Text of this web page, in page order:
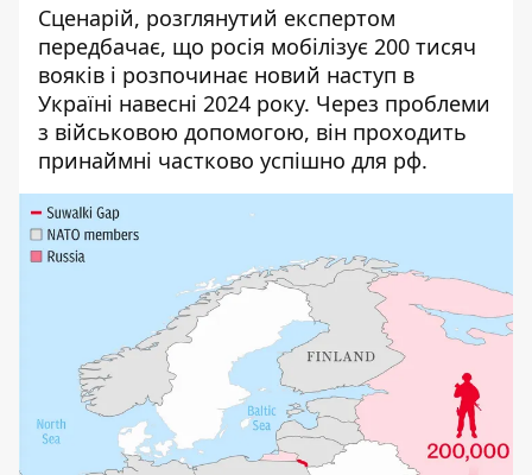
Сценарій, розглянутий експертом
передбачає, що росія мобілізує 200 тисяч
вояків і розпочинає новий наступ в
Україні навесні 2024 року. Через проблеми
з військовою допомогою, він проходить
принаймні частково успішно для рф.